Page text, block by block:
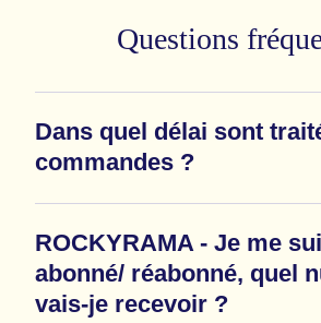
Questions
Dans quel délai sont
commandes ?
ROCKYRAMA - Je me
abonné/ réabonné, quel
vais-je recevoir ?